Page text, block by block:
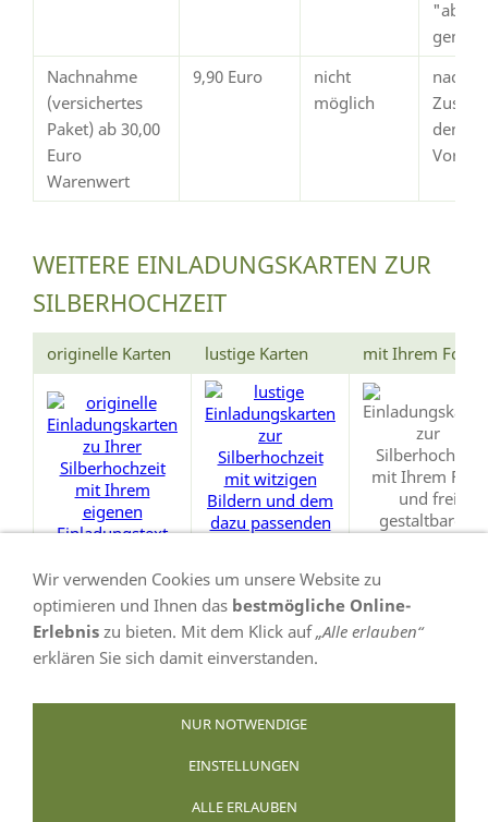
Nachnahme
(versichertes
Paket) ab 30,00
Euro
Warenwert
9,90 Euro
nicht
möglich
nach
dem
WEITERE EINLADUNGSKARTEN ZUR
SILBERHOCHZEIT
originelle Karten lustige Karten mit Ihrem Foto
Cookies Widerufsformular
Wir verwenden Cookies um unsere Website zu
optimieren und Ihnen das bestmögliche Online-
Erlebnis zu bieten. Mit dem Klick auf„Alle erlauben“
erklären Sie sich damit einverstanden.
NUR NOTWENDIGE
EINSTELLUNGEN
ALLE ERLAUBEN